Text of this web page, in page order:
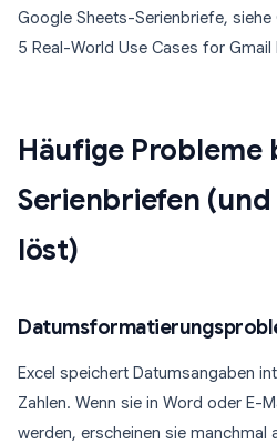
Google Sheets-Serienbriefe,
5 Real-World Use Cases for Gmail
Häufige Probleme
Serienbriefen (und
löst)
Excel speichert Datumsangaben
Zahlen. Wenn sie in Word oder E-
werden, erscheinen sie manchmal